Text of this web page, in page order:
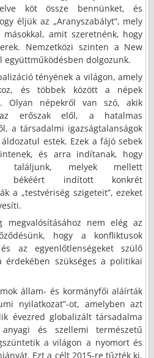
köt össze bennünket, és
éljük az „Aranyszabályt”, mely
amit szeretnénk, hogy
Nemzetközi szinten a New
együttműködésben dolgozunk.
tényének a világon, amely
és többek között a népek
Olyan népekről van szó, akik
erőszak elől, a hatalmas
a társadalmi igazságtalanságok
estek. Ezek a fájó sebek
és arra indítanak, hogy
találjunk, melyek mellett
békéért indított konkrét
a „testvériség szigeteit”, ezeket
megvalósításához nem elég az
hogy a konfliktusok
az egyenlőtlenségeket szülő
érdekében szükséges a politikai
állam- és kormányfői aláírták
nyilatkozat”-ot, amelyben azt
évezred globalizált társadalma
és szellemi természetű
a világon a nyomort és
Ezt a célt 2015-re tűzték ki,